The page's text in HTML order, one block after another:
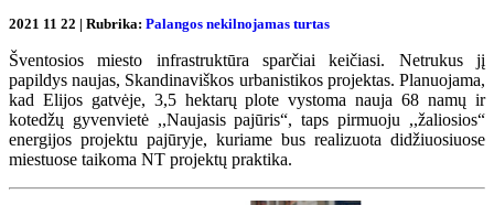
2021 11 22 | Rubrika: Palangos nekilnojamas turtas
Šventosios miesto infrastruktūra sparčiai keičiasi. Netrukus jį
papildys naujas, Skandinaviškos urbanistikos projektas. Planuojama,
kad Elijos gatvėje, 3,5 hektarų plote vystoma nauja 68 namų ir
kotedžų gyvenvietė ,,Naujasis pajūris“, taps pirmuoju ,,žaliosios“
energijos projektu pajūryje, kuriame bus realizuota didžiuosiuose
miestuose taikoma NT projektų praktika.